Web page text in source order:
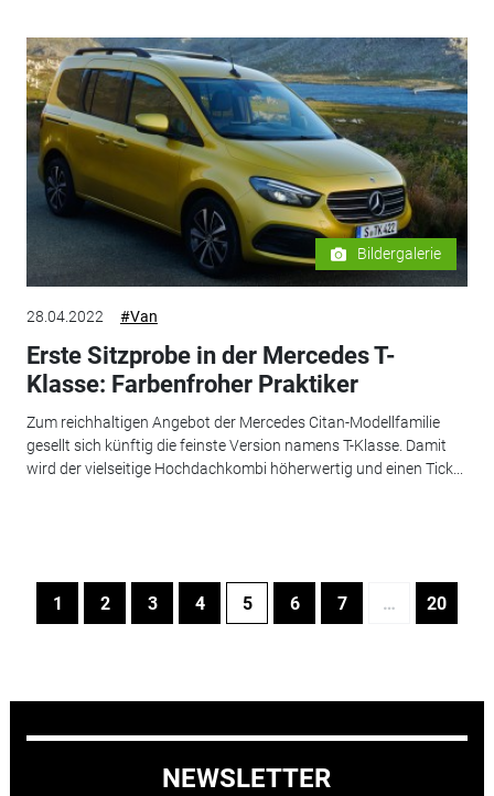
Bildergalerie
28.04.2022 #Van
Erste Sitzprobe in der Mercedes T-
Klasse: Farbenfroher Praktiker
Zum reichhaltigen Angebot der Mercedes Citan-Modellfamilie
gesellt sich künftig die feinste Version namens T-Klasse. Damit
wird der vielseitige Hochdachkombi höherwertig und einen Tick...
1 2 3 4 5 6 7 … 20
NEWSLETTER